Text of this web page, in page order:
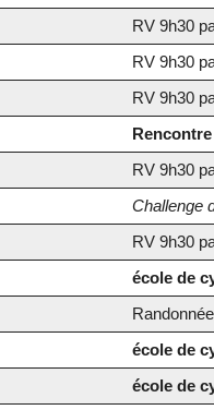
RV 9h30
RV 9h30
RV 9h30
RV 9h30
Challenge
RV 9h30
école de
école de
école de